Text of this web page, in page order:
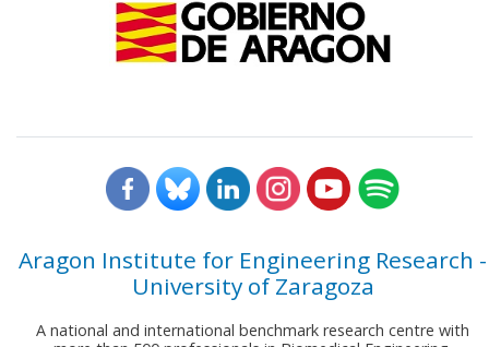
Aragon Institute for Engineering Research -
University of Zaragoza
A national and international benchmark research centre with